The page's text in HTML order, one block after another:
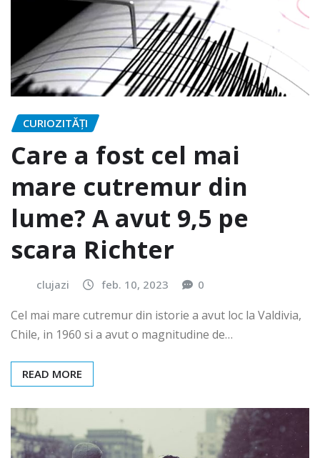
CURIOZITĂȚI
Care a fost cel mai
mare cutremur din
lume? A avut 9,5 pe
scara Richter
clujazi feb. 10, 2023 0
Cel mai mare cutremur din istorie a avut loc la Valdivia,
Chile, in 1960 si a avut o magnitudine de…
READ MORE